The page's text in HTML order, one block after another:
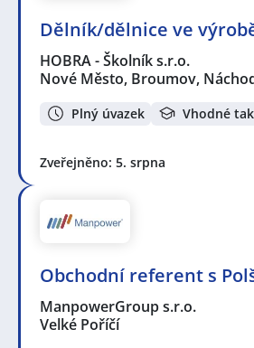
Dělník/dělnice ve
HOBRA - Školník s.r.o.
Nové Město, Broumov,
Plný úvazek Vhodné
Zveřejněno: 5. srpna
Obchodní referent s
ManpowerGroup s.r.o.
Velké Poříčí